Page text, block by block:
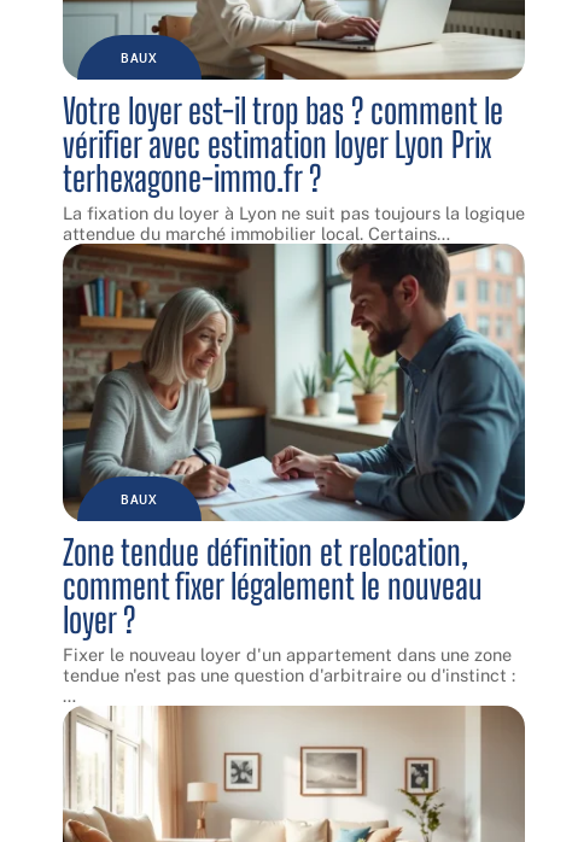
BAUX
Votre loyer est-il trop bas ? comment le
vérifier avec estimation loyer Lyon Prix
terhexagone-immo.fr ?
La fixation du loyer à Lyon ne suit pas toujours la logique
attendue du marché immobilier local. Certains…
BAUX
Zone tendue définition et relocation,
comment fixer légalement le nouveau
loyer ?
Fixer le nouveau loyer d'un appartement dans une zone
tendue n'est pas une question d'arbitraire ou d'instinct :
…